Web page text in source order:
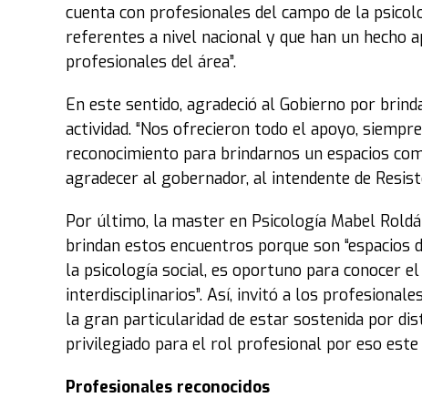
cuenta con profesionales del campo de la
referentes a nivel nacional y que han un
profesionales del área”.
En este sentido, agradeció al Gobierno por
actividad. “Nos ofrecieron todo el apoyo,
reconocimiento para brindarnos un espacios
agradecer al gobernador, al intendente de
Por último, la master en Psicología Mabel
brindan estos encuentros porque son
la psicología social, es oportuno para conocer
interdisciplinarios”. Así, invitó a los
la gran particularidad de estar sostenida por
privilegiado para el rol profesional por eso este
Profesionales reconocidos